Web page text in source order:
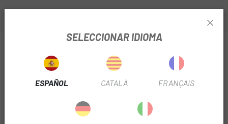
CROSSMAX SLS 29 BOOST DISC CENTERLOCK
INFORMACIÓN DEL PRODUCTO
El proceso ISM4D mecaniza la llanta en las zonas de menor
tensión para reducir el peso sin comprometer la
SELECCIONAR IDIOMA
ESPAÑOL CATALÀ FRANÇAIS